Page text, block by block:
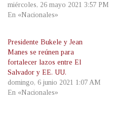
miércoles, 26 mayo 2021 3:57 PM
En «Nacionales»
Presidente Bukele y Jean
Manes se reúnen para
fortalecer lazos entre El
Salvador y EE. UU.
domingo, 6 junio 2021 1:07 AM
En «Nacionales»